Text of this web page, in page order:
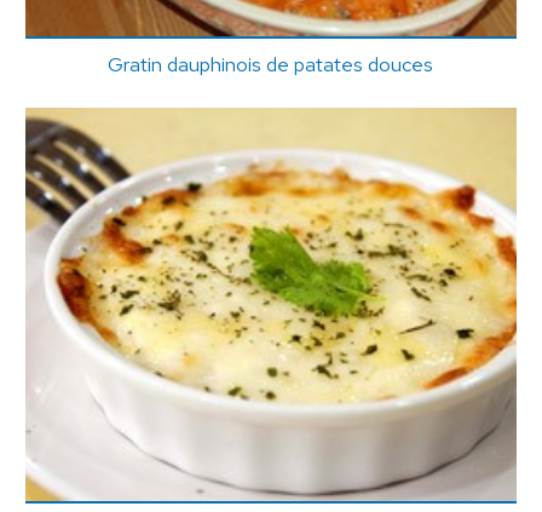
Gratin dauphinois de patates douces